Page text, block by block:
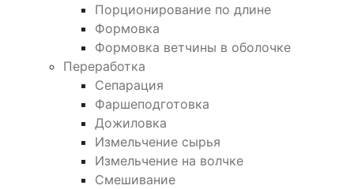
Порционирование по длине
Формовка
Формовка ветчины в оболочке
Переработка
Сепарация
Фаршеподготовка
Дожиловка
Измельчение сырья
Измельчение на волчке
Смешивание